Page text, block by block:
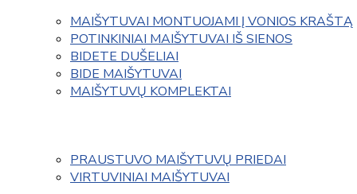
MAIŠYTUVAI MONTUOJAMI Į VONIOS KRAŠTĄ
POTINKINIAI MAIŠYTUVAI IŠ SIENOS
BIDETE DUŠELIAI
BIDE MAIŠYTUVAI
MAIŠYTUVŲ KOMPLEKTAI
PRAUSTUVO MAIŠYTUVŲ PRIEDAI
VIRTUVINIAI MAIŠYTUVAI